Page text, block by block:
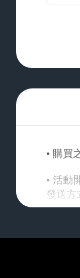
• 購買
• 活動
發送方